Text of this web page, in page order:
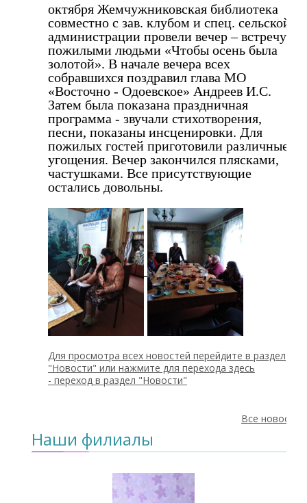
октября Жемчужниковская библиотека
совместно с зав. клубом и спец. сельской
администрации провели вечер – встречу с
пожилыми людьми «Чтобы осень была
золотой». В начале вечера всех
собравшихся поздравил глава МО
«Восточно - Одоевское» Андреев И.С.
Затем была показана праздничная
программа - звучали стихотворения,
песни, показаны инсценировки. Для
пожилых гостей приготовили различные
угощения. Вечер закончился плясками,
частушками. Все присутствующие
остались довольны.
Для просмотра всех новостей перейдите в раздел
"Новости" или нажмите для перехода здесь
- переход в раздел "Новости"
Все новости
Наши филиалы